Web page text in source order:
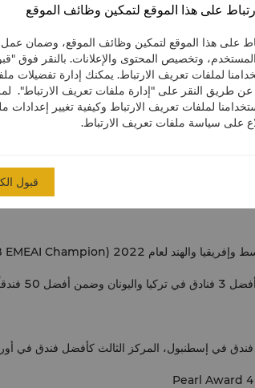
على هذا الموقع لتمكين وظائف الموقع
على هذا الموقع لتمكين وظائف الموقع، وضمان عمل
وتخصيص المحتوى والإعلانات. بالنقر فوق
لملفات تعريف الارتباط. يمكنك إدارة تفضيلات
طريق النقر على "إدارة ملفات تعريف الارتباط".
لملفات تعريف الارتباط وكيفية تغيير إعدادات
على سياسة ملفات تعريف الارتباط.
قبول